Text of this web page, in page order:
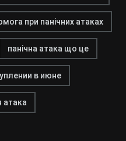
при панічних атаках
панічна атака що це
в июне
атака